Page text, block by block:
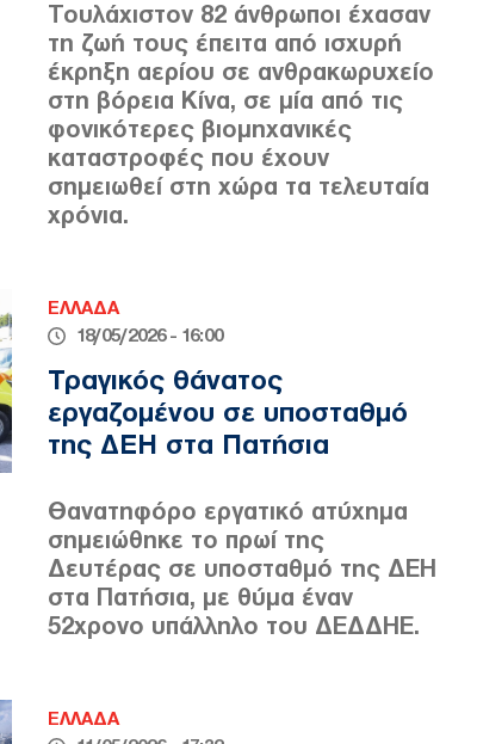
Τουλάχιστον 82 άνθρωποι έχασαν
τη ζωή τους έπειτα από ισχυρή
έκρηξη αερίου σε ανθρακωρυχείο
στη βόρεια Κίνα, σε μία από τις
φονικότερες βιομηχανικές
καταστροφές που έχουν
σημειωθεί στη χώρα τα τελευταία
χρόνια.
ΕΛΛΑΔΑ
18/05/2026 - 16:00
Τραγικός θάνατος
εργαζομένου σε υποσταθμό
της ΔΕΗ στα Πατήσια
Θανατηφόρο εργατικό ατύχημα
σημειώθηκε το πρωί της
Δευτέρας σε υποσταθμό της ΔΕΗ
στα Πατήσια, με θύμα έναν
52χρονο υπάλληλο του ΔΕΔΔΗΕ.
ΕΛΛΑΔΑ